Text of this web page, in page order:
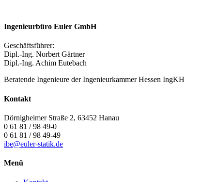
Ingenieurbüro Euler GmbH
Geschäftsführer:
Dipl.-Ing. Norbert Gärtner
Dipl.-Ing. Achim Eutebach
Beratende Ingenieure der Ingenieurkammer Hessen IngKH
Kontakt
Dörnigheimer Straße 2, 63452 Hanau
0 61 81 / 98 49-0
0 61 81 / 98 49-49
ibe@euler-statik.de
Menü